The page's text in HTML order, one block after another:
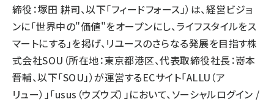
締役：塚田 耕司、以下「フィードフォース」）は、経営ビジョ
ンに「世界中の"価値"をオープンにし、ライフスタイルをス
マートにする」を掲げ、リユースのさらなる発展を目指す株
式会社SOU（所在地：東京都港区、代表取締役社長：嵜本
晋輔、以下「SOU」）が運営するECサイト「ALLU（ア
リュー）」「usus（ウズウズ）」において、ソーシャルログイン /